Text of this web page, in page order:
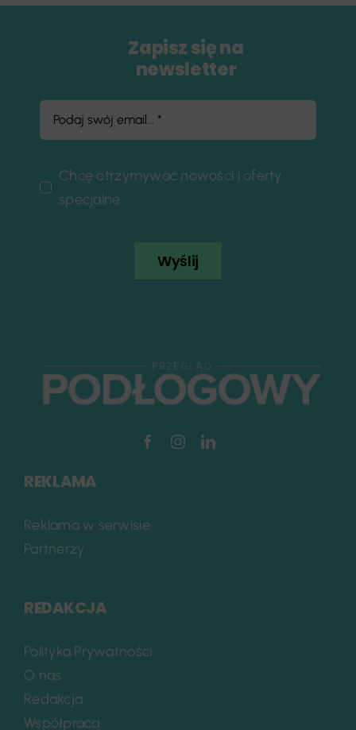
Zapisz się na
newsletter
Chcę otrzymywać nowości i oferty
specjalne
Wyślij
REKLAMA
Reklama w serwisie
Partnerzy
REDAKCJA
Polityka Prywatności
O nas
Redakcja
Współpraca